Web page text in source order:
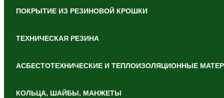
ПОКРЫТИЕ ИЗ РЕЗИНОВОЙ КРОШКИ
ТЕХНИЧЕСКАЯ РЕЗИНА
АСБЕСТОТЕХНИЧЕСКИЕ И ТЕПЛОИЗОЛЯЦИОННЫЕ
КОЛЬЦА, ШАЙБЫ, МАНЖЕТЫ